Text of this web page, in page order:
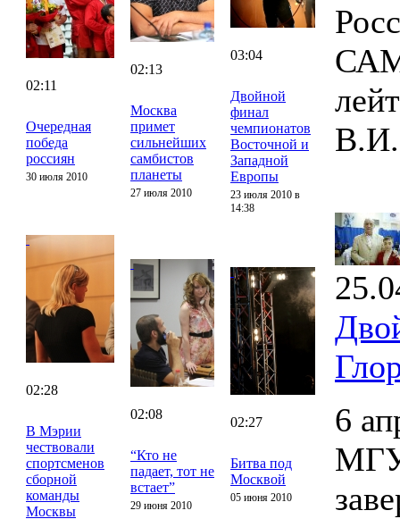
02:11
Очередная
победа
россиян
30 июля 2010
02:13
Москва
примет
сильнейших
самбистов
планеты
27 июля 2010
03:04
Двойной
финал
чемпионатов
Восточной и
Западной
Европы
23 июля 2010 в
14:38
02:28
В Мэрии
чествовали
спортсменов
сборной
команды
Москвы
02:08
“Кто не
падает, тот не
встает”
29 июня 2010
02:27
Битва под
Москвой
05 июня 2010
6